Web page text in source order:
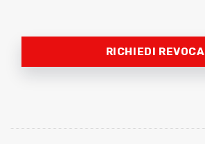
RICHIEDI REVOCA